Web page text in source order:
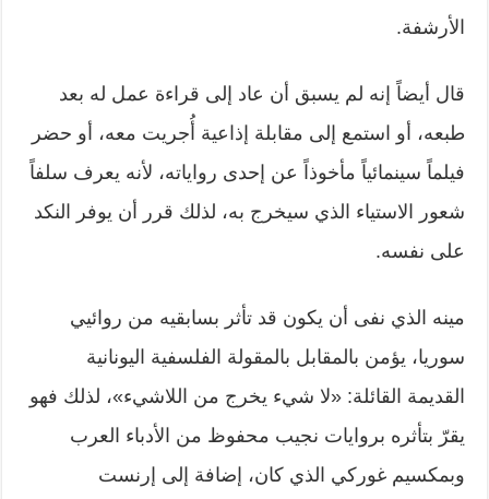
الأرشفة.
قال أيضاً إنه لم يسبق أن عاد إلى قراءة عمل له بعد
طبعه، أو استمع إلى مقابلة إذاعية أُجريت معه، أو حضر
فيلماً سينمائياً مأخوذاً عن إحدى رواياته، لأنه يعرف سلفاً
شعور الاستياء الذي سيخرج به، لذلك قرر أن يوفر النكد
على نفسه.
مينه الذي نفى أن يكون قد تأثر بسابقيه من روائيي
سوريا، يؤمن بالمقابل بالمقولة الفلسفية اليونانية
القديمة القائلة: «لا شيء يخرج من اللاشيء»، لذلك فهو
يقرّ بتأثره بروايات نجيب محفوظ من الأدباء العرب
وبمكسيم غوركي الذي كان، إضافة إلى إرنست